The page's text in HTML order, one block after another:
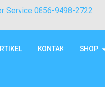
Service 0856-9498-2722
KONTAK SHOP